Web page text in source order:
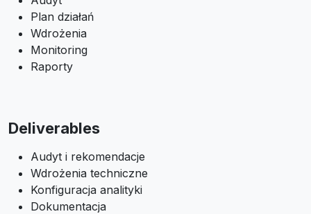
Plan działań
Wdrożenia
Monitoring
Raporty
Deliverables
Audyt i rekomendacje
Wdrożenia techniczne
Konfiguracja analityki
Dokumentacja